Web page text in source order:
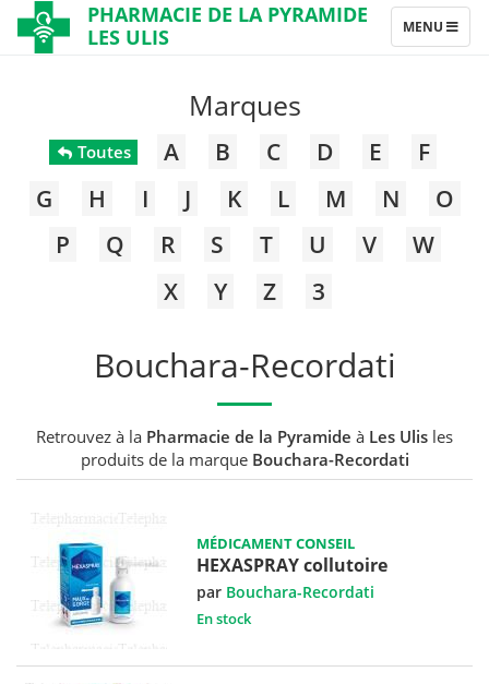
PHARMACIE DE LA PYRAMIDE
LES ULIS
TOGGLE
NAVIGATION
MENU
Marques
Toutes A B C D E
F
G
H I J K L M N
O
P
Q R S T U V
W
X
Y Z 3
Bouchara-Recordati
Retrouvez à la Pharmacie de la Pyramide à Les Ulis les
produits de la marque Bouchara-Recordati
MÉDICAMENT CONSEIL
HEXASPRAY collutoire
par Bouchara-Recordati
En stock